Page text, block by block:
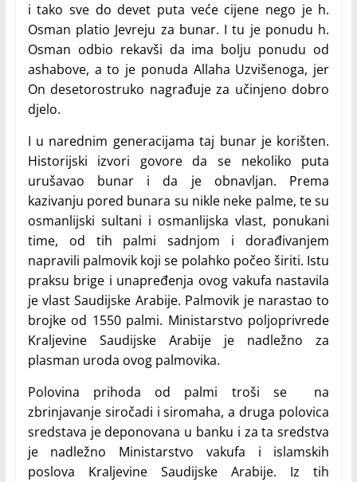
i tako sve do devet puta veće cijene nego je h.
Osman platio Jevreju za bunar. I tu je ponudu h.
Osman odbio rekavši da ima bolju ponudu od
ashabove, a to je ponuda Allaha Uzvišenoga, jer
On desetorostruko nagrađuje za učinjeno dobro
djelo.
I u narednim generacijama taj bunar je korišten.
Historijski izvori govore da se nekoliko puta
urušavao bunar i da je obnavljan. Prema
kazivanju pored bunara su nikle neke palme, te su
osmanlijski sultani i osmanlijska vlast, ponukani
time, od tih palmi sadnjom i dorađivanjem
napravili palmovik koji se polahko počeo širiti. Istu
praksu brige i unapređenja ovog vakufa nastavila
je vlast Saudijske Arabije. Palmovik je narastao to
brojke od 1550 palmi. Ministarstvo poljoprivrede
Kraljevine Saudijske Arabije je nadležno za
plasman uroda ovog palmovika.
Polovina prihoda od palmi troši se na
zbrinjavanje siročadi i siromaha, a druga polovica
sredstava je deponovana u banku i za ta sredstva
je nadležno Ministarstvo vakufa i islamskih
poslova Kraljevine Saudijske Arabije. Iz tih